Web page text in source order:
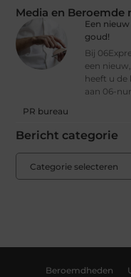
Media en Beroemde
Een
goud!
Bij
een
heeft u de
aan 06-
PR bureau
Bericht categorie
Beroemdheden